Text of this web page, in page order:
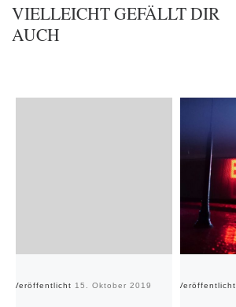
VIELLEICHT GEFÄLLT DIR
AUCH
Veröffentlicht 15. Oktober 2019 Veröffentlicht